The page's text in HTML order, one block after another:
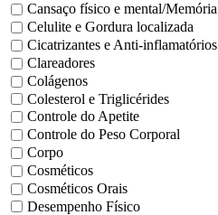
Cansaço físico e mental/Memória
Celulite e Gordura localizada
Cicatrizantes e Anti-inflamatórios
Clareadores
Colágenos
Colesterol e Triglicérides
Controle do Apetite
Controle do Peso Corporal
Corpo
Cosméticos
Cosméticos Orais
Desempenho Físico